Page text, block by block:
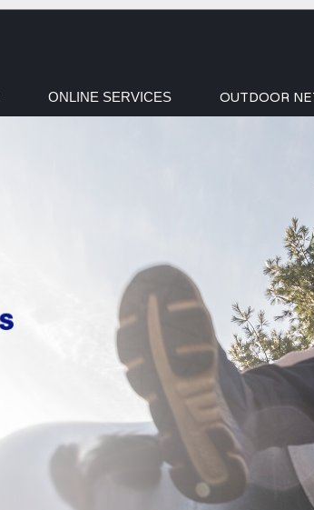
ONLINE SERVICES OUTDOOR